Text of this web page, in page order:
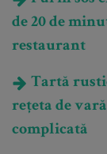
de 20 de
restaurant
Tartă
rețeta de
complicată